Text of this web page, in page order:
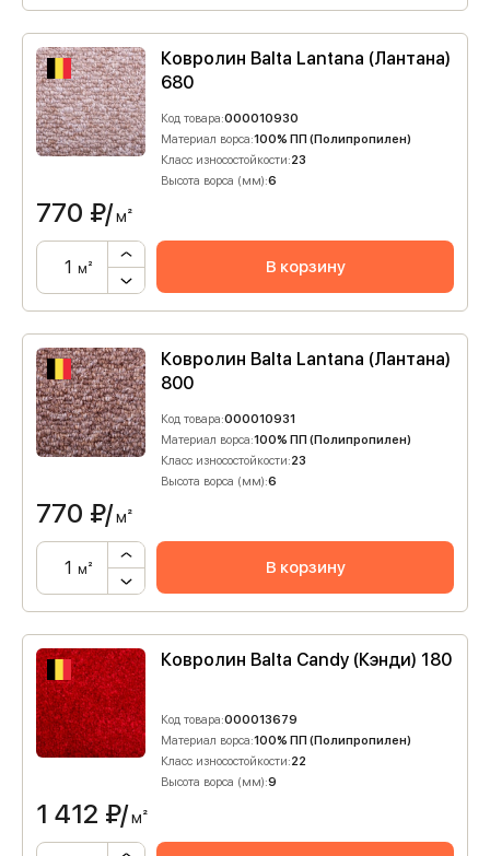
Ковролин Balta Lantana (Лантана)
680
Код товара:000010930
Материал ворса:100% ПП (Полипропилен)
Класс износостойкости:23
Высота ворса (мм):6
770 ₽/м²
м² В корзину
Ковролин Balta Lantana (Лантана)
800
Код товара:000010931
Материал ворса:100% ПП (Полипропилен)
Класс износостойкости:23
Высота ворса (мм):6
770 ₽/м²
м² В корзину
Ковролин Balta Candy (Кэнди) 180
Код товара:000013679
Материал ворса:100% ПП (Полипропилен)
Класс износостойкости:22
Высота ворса (мм):9
1 412 ₽/м²